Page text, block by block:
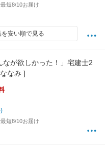
短8/10お届け
を安い順で見る
なが欲しかった！」宅建士2
なみ ]
短8/10お届け